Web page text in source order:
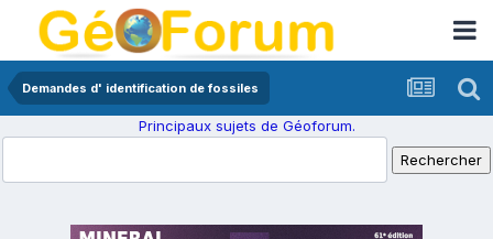
Demandes d' identification de fossiles
Principaux sujets de Géoforum.